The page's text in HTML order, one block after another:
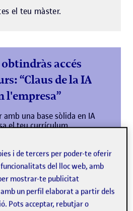
el teu màster.
accés
“Claus de la IA
l'empresa”
amb una base sòlida en IA
el teu currículum
i de tercers per poder-te oferir
del lloc web, amb
mostrar-te publicitat
un perfil elaborat a partir dels
Pots acceptar, rebutjar o